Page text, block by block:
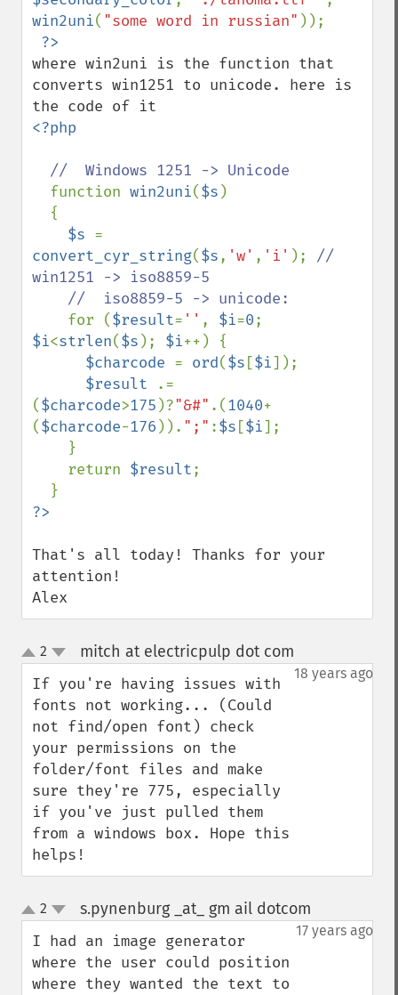
win2uni( "some word in russian" ));
where win2uni is the function that
converts win1251 to unicode. here is
<?php
//  Windows 1251 -> Unicode
function win2uni($s )
$s
convert_cyr_string($s, 'w' , 'i' ); //
win1251 -> iso8859-5
for ($result= '' , $i=0
$i<strlen($s ); $i++) {
$charcode = ord($s [$i]);
$result
.=
($charcode>175 )?"&#" .(1040+
($charcode-176 )). ";" :$s [$i];
    return
$result;
That's all today! Thanks for your
attention!
Alex
up
down
2 mitch at electricpulp dot com
18 years ago
If you're having issues with
fonts not working... (Could
not find/open font) check
your permissions on the
folder/font files and make
sure they're 775, especially
if you've just pulled them
from a windows box. Hope this
helps!
up
down
2 s.pynenburg _at_ gm ail dotcom
17 years ago
I had an image generator
where the user could position
where they wanted the text to